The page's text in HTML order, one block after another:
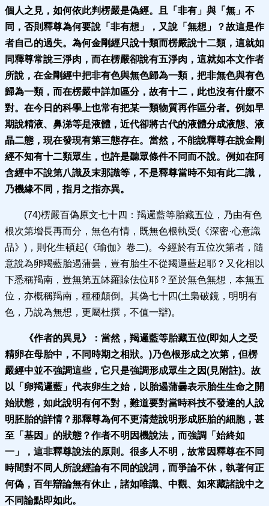
個人之見，如何依此判楞嚴是偽經。且「非有」與「無」不
同，否則釋尊為何要說「非有想」，又說「無想」？故這是作
者自己的過失。為何金剛經只說十類而楞嚴說十二類，這就如
同釋尊常說三淨肉，而在楞嚴卻說有五淨肉，這就如本文作者
所說，在金剛經中把非有色與無色歸為一類，把非無色與有色
歸為一類，而在楞嚴中詳加區分，故有十二，此也沒有什麼不
對。在今日的科學上也常有把某一類物質再作區分者。例如早
期說精液、鼻涕等是液體，近代卻將古代的液體分成液態、液
晶二態，現在發現有第三態存在。當然，不能說釋尊在說金剛
經不知有十二類眾生，也許是聽眾條件不同而不說。例如在阿
含經中不說第八識及末那識等，不是釋尊當時不知有此二識，
乃機緣不同，指月之指亦異。
(74)楞嚴百偽原文七十四：羯邏藍等胎藏五位，乃由有色
根次第增長再而分，無色有情，既無色根執受(《深密·心意識
品》)，則化生頓起(《瑜伽》卷二)。今經於有五位次第者，隨
意說為卵羯藍胎遏蒲曇，豈有胎生不從羯邏藍起耶？又化相以
下悉稱羯南，豈無第五缽羅賒佉位耶？至於無色無想，本無五
位，亦概稱羯南，種種顛倒。其偽七十四(土梟破鏡，明明有
色，乃說為無想，更屬杜撰，不值一辯)。
《作者的異見》： 當然，羯邏藍等胎藏五位(即如人之受
精卵在母胎中，不同時期之相狀。)乃色根形成之次第，但楞
嚴經中並不強調這些，它只是強調形成眾生之因(見附註)。故
以「卵羯邏藍」代表卵生之始，以胎遏蒲曇表示胎生生命之開
始狀態，如此說明有何不對，難道要對當時科技不發達的人說
明胚胎的詳情？那釋尊為何不更清楚說明形成胚胎的細胞，甚
至「基因」的狀態？作者不明因機說法，而強調「始終如
一」，這非釋尊說法的原則。 很多人不明，故常因釋尊在不同
時間對不同人所說經論有不同的說詞，而爭論不休，執著何正
何偽，百年辯論無有休止，諸如唯識、中觀、如來藏諸說中之
不同論點即如此。